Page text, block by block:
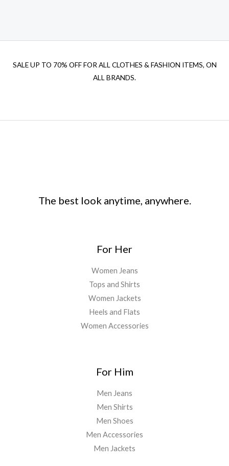
SALE UP TO 70% OFF FOR ALL CLOTHES & FASHION ITEMS, ON
ALL BRANDS.
The best look anytime, anywhere.
For Her
Women Jeans
Tops and Shirts
Women Jackets
Heels and Flats
Women Accessories
For Him
Men Jeans
Men Shirts
Men Shoes
Men Accessories
Men Jackets